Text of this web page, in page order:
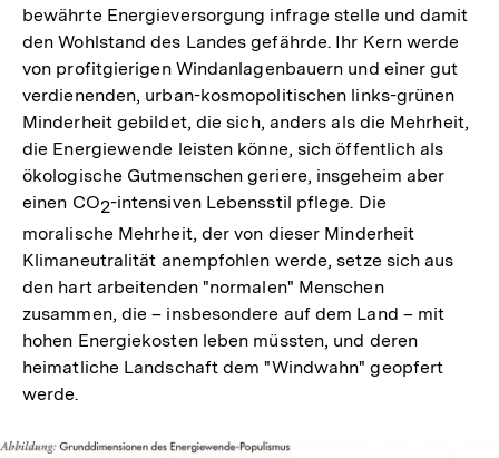
bewährte Energieversorgung infrage stelle und damit
den Wohlstand des Landes gefährde. Ihr Kern werde
von profitgierigen Windanlagenbauern und einer gut
verdienenden, urban-kosmopolitischen links-grünen
Minderheit gebildet, die sich, anders als die Mehrheit,
die Energiewende leisten könne, sich öffentlich als
ökologische Gutmenschen geriere, insgeheim aber
einen CO2-intensiven Lebensstil pflege. Die
moralische Mehrheit, der von dieser Minderheit
Klimaneutralität anempfohlen werde, setze sich aus
den hart arbeitenden "normalen" Menschen
zusammen, die – insbesondere auf dem Land – mit
hohen Energiekosten leben müssten, und deren
heimatliche Landschaft dem "Windwahn" geopfert
werde.